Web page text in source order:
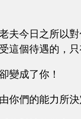
夫今日之所以
這個待遇的，
變成了你！
你們的能力所